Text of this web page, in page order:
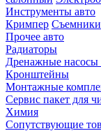
Инструменты авто
Кримпер Съемники
Прочее авто
Радиаторы
Дренажные
Кронштейны
Монтажные
Сервис пакет для
Химия
Сопутствующие